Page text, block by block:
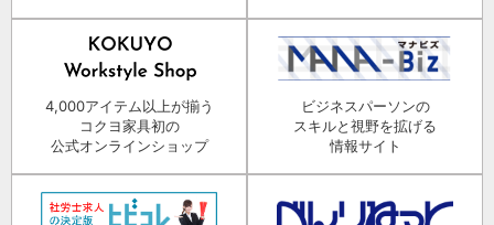
4,000アイテム以上が揃う
コクヨ家具初の
公式オンラインショップ
ビジネスパーソンの
スキルと視野を拡げる
情報サイト